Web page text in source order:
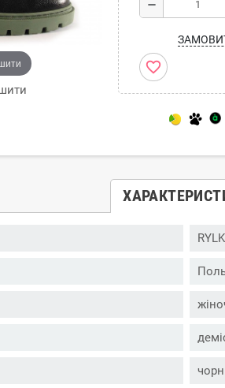
remove
favorite_border